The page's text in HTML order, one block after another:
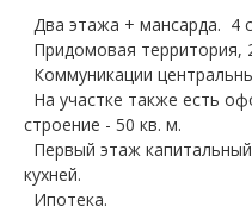
Два этажа + мансарда. 4
Придомовая территория,
Коммуникации
На участке также есть
строение - 50 кв. м.
Первый этаж
кухней.
Ипотека.